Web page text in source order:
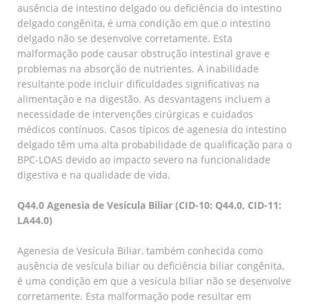
ausência de intestino delgado ou deficiência do intestino
delgado congênita, é uma condição em que o intestino
delgado não se desenvolve corretamente. Esta
malformação pode causar obstrução intestinal grave e
problemas na absorção de nutrientes. A inabilidade
resultante pode incluir dificuldades significativas na
alimentação e na digestão. As desvantagens incluem a
necessidade de intervenções cirúrgicas e cuidados
médicos contínuos. Casos típicos de agenesia do intestino
delgado têm uma alta probabilidade de qualificação para o
BPC-LOAS devido ao impacto severo na funcionalidade
digestiva e na qualidade de vida.
Q44.0 Agenesia de Vesícula Biliar (CID-10: Q44.0, CID-11:
LA44.0)
Agenesia de Vesícula Biliar, também conhecida como
ausência de vesícula biliar ou deficiência biliar congênita,
é uma condição em que a vesícula biliar não se desenvolve
corretamente. Esta malformação pode resultar em